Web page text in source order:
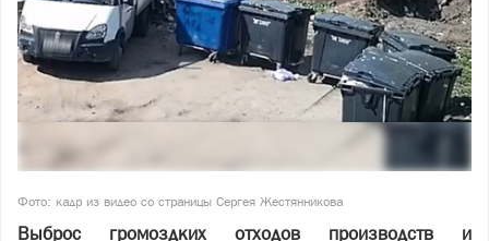
Фото: кадр из видео со страницы Сергея Жестянникова
Выброс громоздких отходов производств и